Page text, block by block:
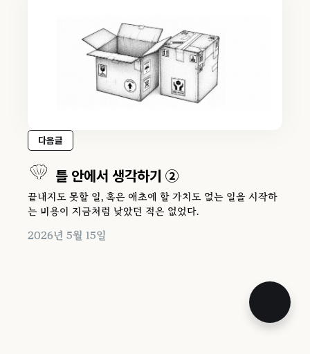
다음글
틀 안에서 생각하기 ②
끝내지도 못할 일, 혹은 애초에 할 가치도 없는 일을 시작하
는 비용이 지금처럼 낮았던 적은 없었다.
2026년 5월 15일